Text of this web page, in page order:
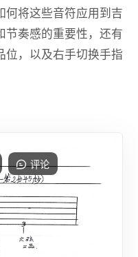
何将这些音符应用到吉
节奏感的重要性，还有
位，以及右手切换手指
评论